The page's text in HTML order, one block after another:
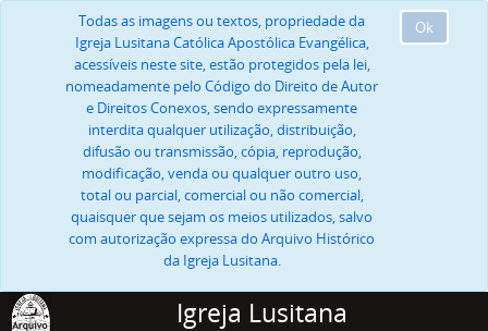
Ok
Todas as imagens ou textos, propriedade da
Igreja Lusitana Católica Apostólica Evangélica,
acessíveis neste site, estão protegidos pela lei,
nomeadamente pelo Código do Direito de Autor
e Direitos Conexos, sendo expressamente
interdita qualquer utilização, distribuição,
difusão ou transmissão, cópia, reprodução,
modificação, venda ou qualquer outro uso,
total ou parcial, comercial ou não comercial,
quaisquer que sejam os meios utilizados, salvo
com autorização expressa do Arquivo Histórico
da Igreja Lusitana.
Igreja Lusitana